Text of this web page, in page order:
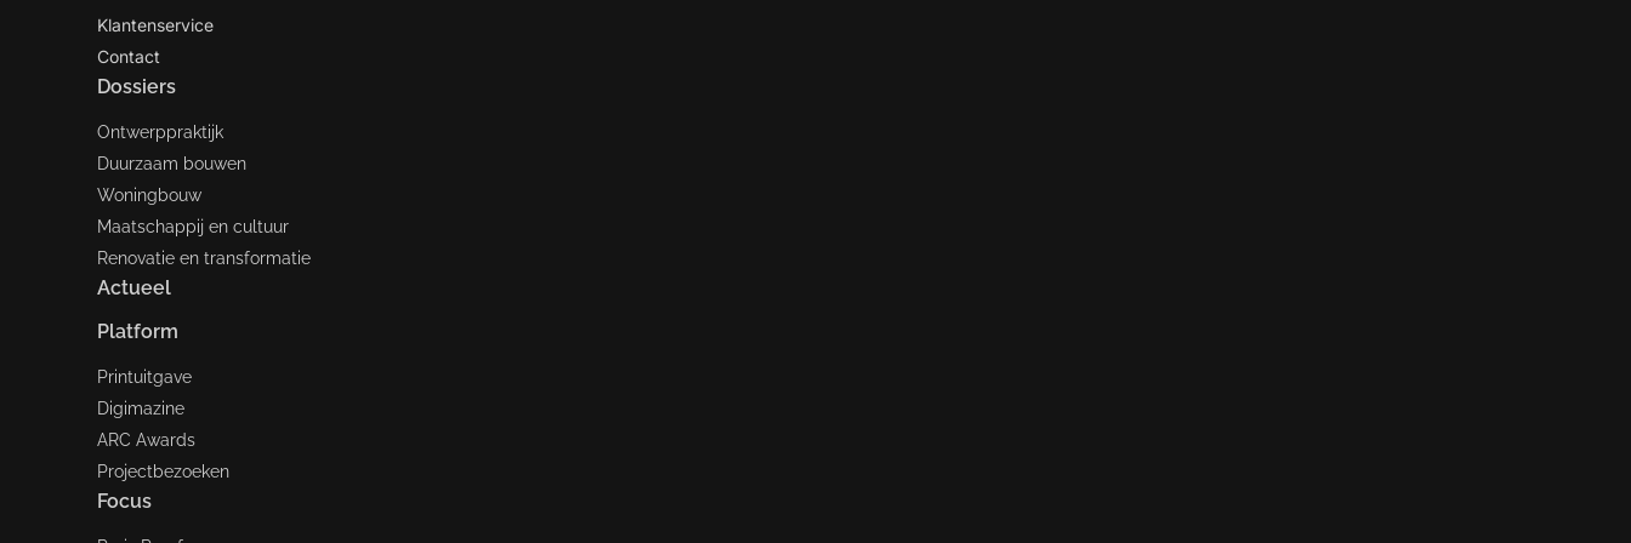
Klantenservice
Contact
Dossiers
Ontwerppraktijk
Duurzaam bouwen
Woningbouw
Maatschappij en cultuur
Renovatie en transformatie
Actueel
Platform
Printuitgave
Digimazine
ARC Awards
Projectbezoeken
Focus